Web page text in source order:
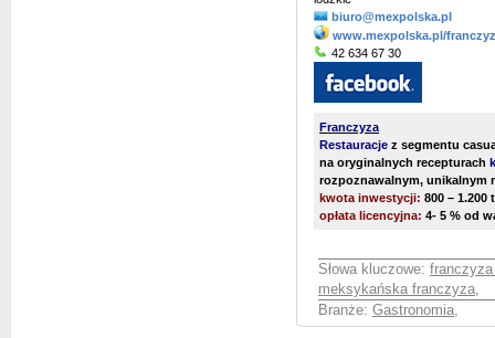
biuro@mexpolska.pl
www.mexpolska.pl/
42 634 67 30
Franczyza
Restauracje z segmentu
na oryginalnych recepturach
rozpoznawalnym, unikalnym
kwota inwestycji: 800 – 1.200
opłata licencyjna: 4- 5 % od
Słowa kluczowe:
meksykańska franczyza,
Branże: Gastronomia,